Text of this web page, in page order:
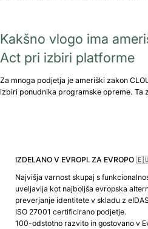
Kakšno vlogo ima
Act pri izbiri platforme
Za mnoga podjetja je ameriški zakon
izbiri ponudnika programske opreme. Ta
IZDELANO V EVROPI. ZA EVROPO
Najvišja varnost skupaj s
uveljavlja kot najboljša evropska
preverjanje identitete v skladu z
ISO 27001 certificirano podjetje.
100-odstotno razvito in gostovano v